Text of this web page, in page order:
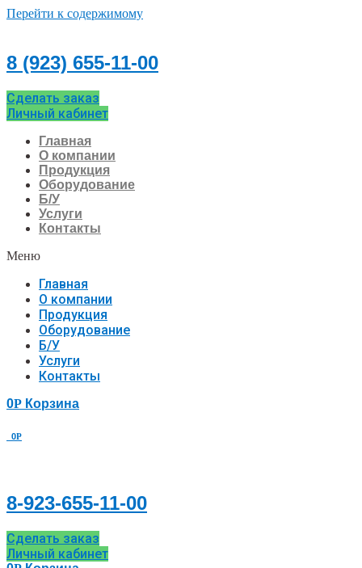
Перейти к содержимому
8 (923) 655-11-00
Сделать заказ
Личный кабинет
Главная
О компании
Продукция
Оборудование
Б/У
Услуги
Контакты
Меню
Главная
О компании
Продукция
Оборудование
Б/У
Услуги
Контакты
0Р Корзина
0Р
8-923-655-11-00
Сделать заказ
Личный кабинет